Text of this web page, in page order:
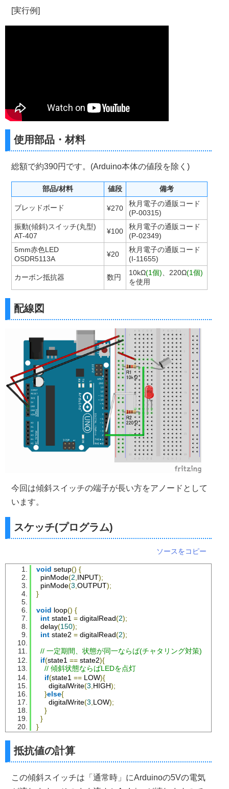
[実行例]
使用部品・材料
総額で約390円です。(Arduino本体の値段を除く)
部品/材料 値段 備考
ブレッドボード ¥270
秋月電子の通販コード
(P-00315)
振動(傾斜)スイッチ(丸型)
AT-407
¥100
秋月電子の通販コード
(P-02349)
5mm赤色LED
OSDR5113A
¥20
秋月電子の通販コード
(I-11655)
カーボン抵抗器 数円
10kΩ(1個) 、220Ω(1個)
を使用
配線図
今回は傾斜スイッチの端子が長い方をアノードとして
います。
スケッチ(プログラム)
ソースをコピー
void setup() {
  pinMode
(2 INPUT);
  pinMode
(3 OUTPUT);
}
void loop() {
int state1 = digitalRead(2);
  delay
(150);
int state2 = digitalRead(2);
// 一定期間、状態が同一ならば(チャタリング対策)
if(state1 == state2){
// 傾斜状態ならばLEDを点灯
if(state1 == LOW){
      digitalWrite
(3 HIGH);
}else{
      digitalWrite
(3 LOW);
}
}
}
抵抗値の計算
この傾斜スイッチは「通常時」にArduinoの5Vの電気